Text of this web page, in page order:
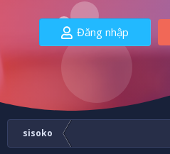
Đăng nhập
sisoko